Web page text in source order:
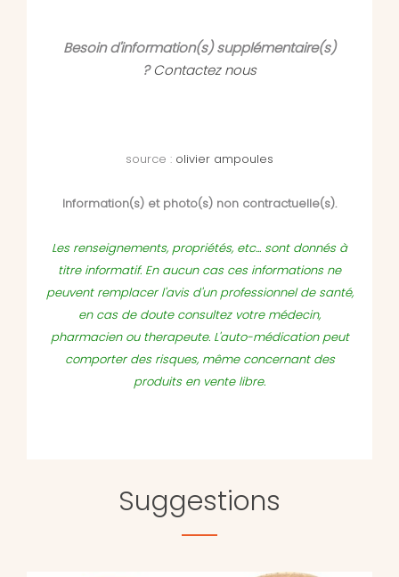
Besoin d'information(s) supplémentaire(s)
?Contactez nous
source : olivier ampoules
Information(s) et photo(s) non contractuelle(s).
Les renseignements, propriétés, etc... sont donnés à
titre informatif. En aucun cas ces informations ne
peuvent remplacer l'avis d'un professionnel de santé,
en cas de doute consultez votre médecin,
pharmacien ou therapeute. L'auto-médication peut
comporter des risques, même concernant des
produits en vente libre.
Suggestions